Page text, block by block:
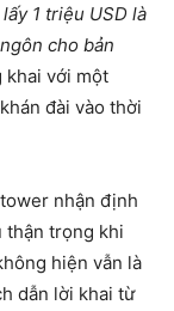
1 triệu USD là
cho bản
khai với một
đài vào thời
nhận định
thận trọng khi
hiện vẫn là
dẫn lời khai từ